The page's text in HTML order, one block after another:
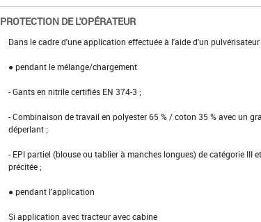
PROTECTION DE L'OPÉRATEUR
Dans le cadre d'une application effectuée à l'aide d'un
● pendant le mélange/chargement
- Gants en nitrile certifiés EN 374-3 ;
- Combinaison de travail en polyester 65 % / coton 35 % avec un
déperlant ;
- EPI partiel (blouse ou tablier à manches longues) de catégorie III
précitée ;
● pendant l'application
Si application avec tracteur avec cabine